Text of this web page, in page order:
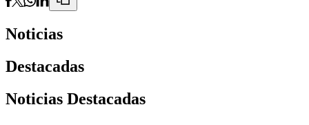
Noticias
Destacadas
Noticias Destacadas